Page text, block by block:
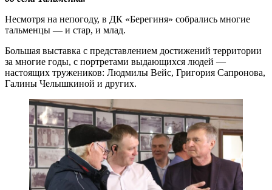
Несмотря на непогоду, в ДК «Берегиня» собрались многие
тальменцы — и стар, и млад.
Большая выставка с представлением достижений территории
за многие годы, с портретами выдающихся людей —
настоящих тружеников: Людмилы Вейс, Григория Сапронова,
Галины Челышкиной и других.